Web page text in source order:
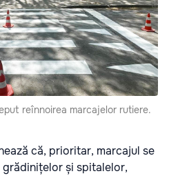
reînnoirea marcajelor rutiere.
că, prioritar, marcajul se
și spitalelor,